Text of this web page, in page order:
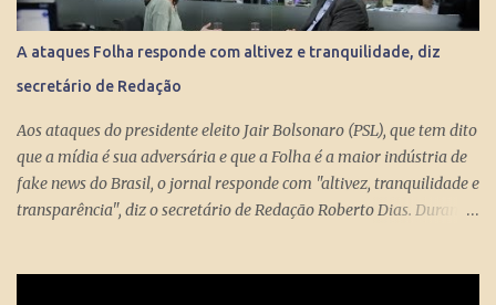
pago aos miseráveis que têm entre 65 e 70 anos, então é melhor
devolver o Brasil a Portugal. ESTUPEFAÇÃO – O ministro Paulo
Guedes produziu um projeto racional e conseguiu apresentá-lo de
forma competente. Na essência, podou privilégios. Essas virtudes
Ela só s...
A ataques Folha responde com altivez e tranquilidade, diz
secretário de Redação
Aos ataques do presidente eleito Jair Bolsonaro (PSL), que tem dito
que a mídia é sua adversária e que a Folha é a maior indústria de
fake news do Brasil, o jornal responde com "altivez, tranquilidade e
transparência", diz o secretário de Redação Roberto Dias. Durante